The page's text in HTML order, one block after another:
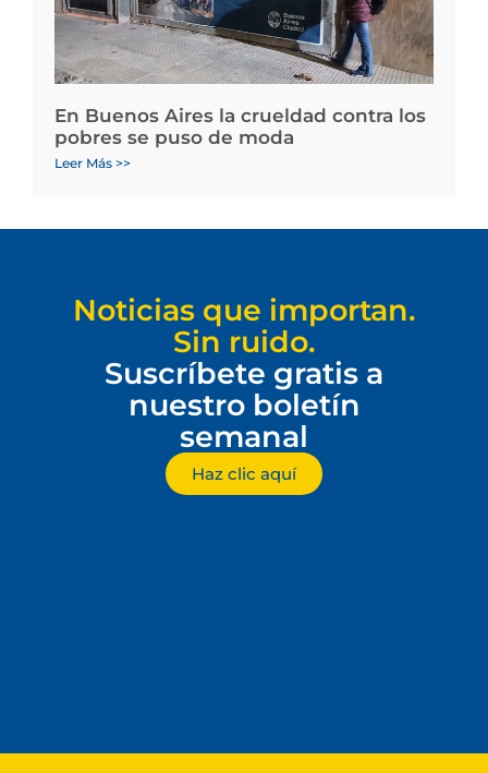
En Buenos Aires la crueldad contra los
pobres se puso de moda
Leer Más >>
Noticias que importan.
Sin ruido.
Suscríbete gratis a
nuestro boletín
semanal
Haz clic aquí